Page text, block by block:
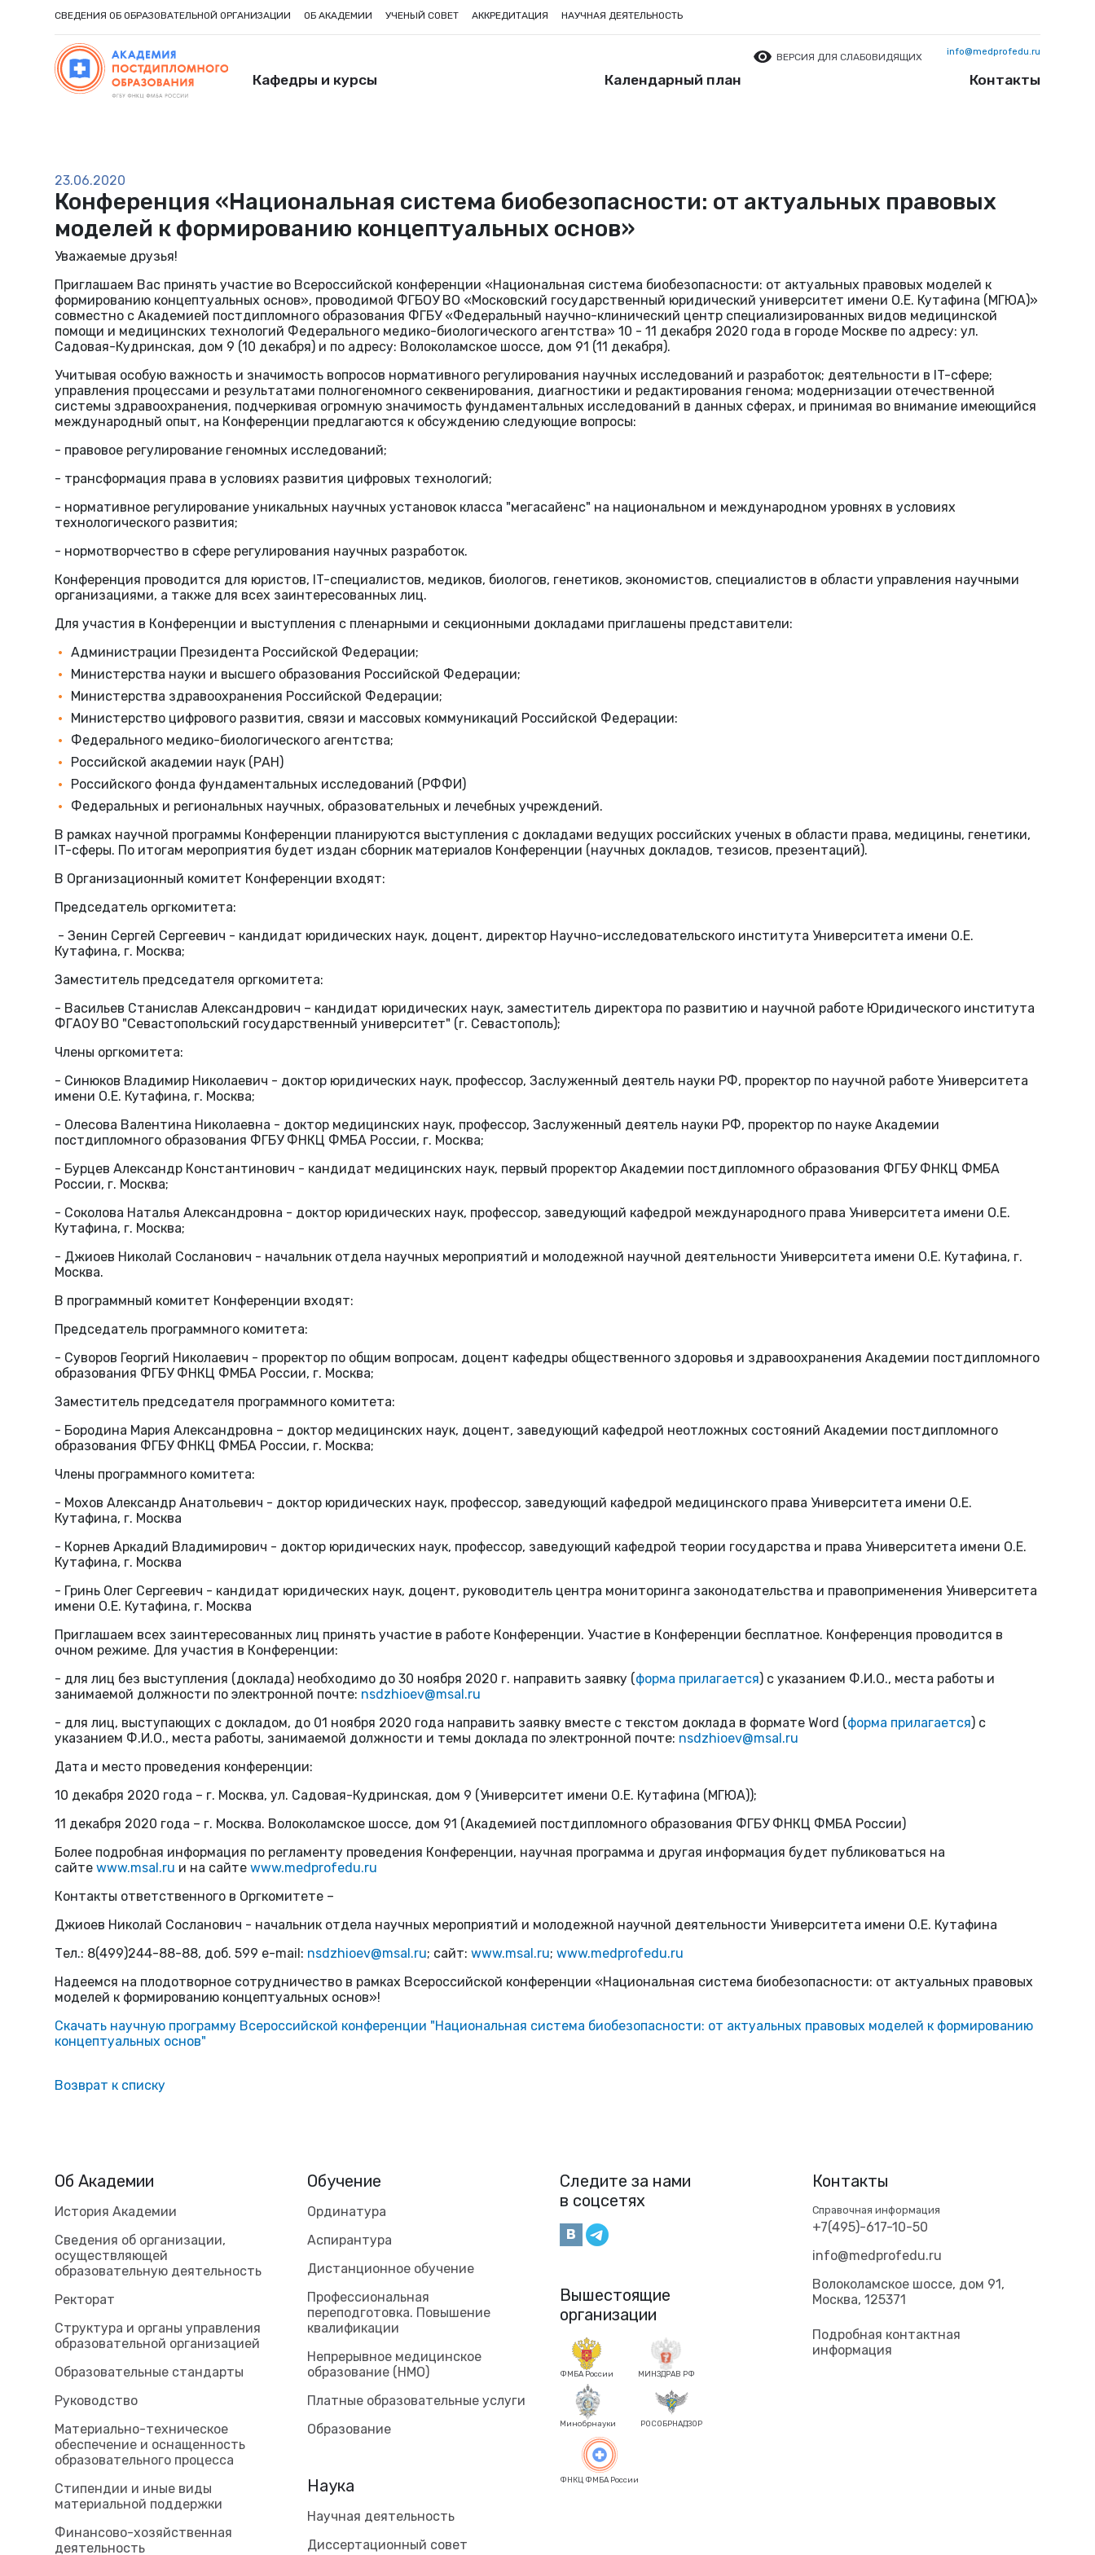
СВЕДЕНИЯ ОБ ОБРАЗОВАТЕЛЬНОЙ ОРГАНИЗАЦИИ ОБ АКАДЕМИИ УЧЕНЫЙ СОВЕТ АККРЕДИТАЦИЯ НАУЧНАЯ ДЕЯТЕЛЬНОСТЬ
ВЕРСИЯ ДЛЯ СЛАБОВИДЯЩИХ info@medprofedu.ru
Кафедры и курсы Календарный план Контакты
23.06.2020
Конференция «Национальная система биобезопасности: от актуальных правовых
моделей к формированию концептуальных основ»
Уважаемые друзья!
Приглашаем Вас принять участие во Всероссийской конференции «Национальная система биобезопасности: от актуальных правовых моделей к
формированию концептуальных основ», проводимой ФГБОУ ВО «Московский государственный юридический университет имени О.Е. Кутафина (МГЮА)»
совместно с Академией постдипломного образования ФГБУ «Федеральный научно-клинический центр специализированных видов медицинской
помощи и медицинских технологий Федерального медико-биологического агентства» 10 - 11 декабря 2020 года в городе Москве по адресу: ул.
Садовая-Кудринская, дом 9 (10 декабря) и по адресу: Волоколамское шоссе, дом 91 (11 декабря).
Учитывая особую важность и значимость вопросов нормативного регулирования научных исследований и разработок; деятельности в IT-сфере;
управления процессами и результатами полногеномного секвенирования, диагностики и редактирования генома; модернизации отечественной
системы здравоохранения, подчеркивая огромную значимость фундаментальных исследований в данных сферах, и принимая во внимание имеющийся
международный опыт, на Конференции предлагаются к обсуждению следующие вопросы:
- правовое регулирование геномных исследований;
- трансформация права в условиях развития цифровых технологий;
- нормативное регулирование уникальных научных установок класса "мегасайенс" на национальном и международном уровнях в условиях
технологического развития;
- нормотворчество в сфере регулирования научных разработок.
Конференция проводится для юристов, IT-специалистов, медиков, биологов, генетиков, экономистов, специалистов в области управления научными
организациями, а также для всех заинтересованных лиц.
Для участия в Конференции и выступления с пленарными и секционными докладами приглашены представители:
Администрации Президента Российской Федерации;
Министерства науки и высшего образования Российской Федерации;
Министерства здравоохранения Российской Федерации;
Министерство цифрового развития, связи и массовых коммуникаций Российской Федерации:
Федерального медико-биологического агентства;
Российской академии наук (РАН)
Российского фонда фундаментальных исследований (РФФИ)
Федеральных и региональных научных, образовательных и лечебных учреждений.
В рамках научной программы Конференции планируются выступления с докладами ведущих российских ученых в области права, медицины, генетики,
IT-сферы. По итогам мероприятия будет издан сборник материалов Конференции (научных докладов, тезисов, презентаций).
В Организационный комитет Конференции входят:
Председатель оргкомитета:
- Зенин Сергей Сергеевич - кандидат юридических наук, доцент, директор Научно-исследовательского института Университета имени О.Е.
Кутафина, г. Москва;
Заместитель председателя оргкомитета:
- Васильев Станислав Александрович – кандидат юридических наук, заместитель директора по развитию и научной работе Юридического института
ФГАОУ ВО "Севастопольский государственный университет" (г. Севастополь);
Члены оргкомитета:
- Синюков Владимир Николаевич - доктор юридических наук, профессор, Заслуженный деятель науки РФ, проректор по научной работе Университета
имени О.Е. Кутафина, г. Москва;
- Олесова Валентина Николаевна - доктор медицинских наук, профессор, Заслуженный деятель науки РФ, проректор по науке Академии
постдипломного образования ФГБУ ФНКЦ ФМБА России, г. Москва;
- Бурцев Александр Константинович - кандидат медицинских наук, первый проректор Академии постдипломного образования ФГБУ ФНКЦ ФМБА
России, г. Москва;
- Соколова Наталья Александровна - доктор юридических наук, профессор, заведующий кафедрой международного права Университета имени О.Е.
Кутафина, г. Москва;
- Джиоев Николай Сосланович - начальник отдела научных мероприятий и молодежной научной деятельности Университета имени О.Е. Кутафина, г.
Москва.
В программный комитет Конференции входят:
Председатель программного комитета:
- Суворов Георгий Николаевич - проректор по общим вопросам, доцент кафедры общественного здоровья и здравоохранения Академии постдипломного
образования ФГБУ ФНКЦ ФМБА России, г. Москва;
Заместитель председателя программного комитета:
- Бородина Мария Александровна – доктор медицинских наук, доцент, заведующий кафедрой неотложных состояний Академии постдипломного
образования ФГБУ ФНКЦ ФМБА России, г. Москва;
Члены программного комитета:
- Мохов Александр Анатольевич - доктор юридических наук, профессор, заведующий кафедрой медицинского права Университета имени О.Е.
Кутафина, г. Москва
- Корнев Аркадий Владимирович - доктор юридических наук, профессор, заведующий кафедрой теории государства и права Университета имени О.Е.
Кутафина, г. Москва
- Гринь Олег Сергеевич - кандидат юридических наук, доцент, руководитель центра мониторинга законодательства и правоприменения Университета
имени О.Е. Кутафина, г. Москва
Приглашаем всех заинтересованных лиц принять участие в работе Конференции. Участие в Конференции бесплатное. Конференция проводится в
очном режиме. Для участия в Конференции:
- для лиц без выступления (доклада) необходимо до 30 ноября 2020 г. направить заявку (форма прилагается) с указанием Ф.И.О., места работы и
занимаемой должности по электронной почте: nsdzhioev@msal.ru
- для лиц, выступающих с докладом, до 01 ноября 2020 года направить заявку вместе с текстом доклада в формате Word (форма прилагается) с
указанием Ф.И.О., места работы, занимаемой должности и темы доклада по электронной почте: nsdzhioev@msal.ru
Дата и место проведения конференции:
10 декабря 2020 года – г. Москва, ул. Садовая-Кудринская, дом 9 (Университет имени О.Е. Кутафина (МГЮА));
11 декабря 2020 года – г. Москва. Волоколамское шоссе, дом 91 (Академией постдипломного образования ФГБУ ФНКЦ ФМБА России)
Более подробная информация по регламенту проведения Конференции, научная программа и другая информация будет публиковаться на
сайте www.msal.ru и на сайте www.medprofedu.ru
Контакты ответственного в Оргкомитете –
Джиоев Николай Сосланович - начальник отдела научных мероприятий и молодежной научной деятельности Университета имени О.Е. Кутафина
Тел.: 8(499)244-88-88, доб. 599 e-mail: nsdzhioev@msal.ru; сайт: www.msal.ru; www.medprofedu.ru
Надеемся на плодотворное сотрудничество в рамках Всероссийской конференции «Национальная система биобезопасности: от актуальных правовых
моделей к формированию концептуальных основ»!
Скачать научную программу Всероссийской конференции "Национальная система биобезопасности: от актуальных правовых моделей к формированию
концептуальных основ"
Возврат к списку
Об Академии
История Академии
Сведения об организации,
осуществляющей
образовательную деятельность
Ректорат
Структура и органы управления
образовательной организацией
Образовательные стандарты
Руководство
Материально-техническое
обеспечение и оснащенность
образовательного процесса
Стипендии и иные виды
материальной поддержки
Финансово-хозяйственная
деятельность
Обучение
Ординатура
Аспирантура
Дистанционное обучение
Профессиональная
переподготовка. Повышение
квалификации
Непрерывное медицинское
образование (НМО)
Платные образовательные услуги
Образование
Наука
Научная деятельность
Диссертационный совет
Следите за нами
в соцсетях
Вышестоящие
организации
ФМБА России МИНЗДРАВ РФ
Минобрнауки РОСОБРНАДЗОР
ФНКЦ ФМБА России
Контакты
Справочная информация
+7(495)-617-10-50
info@medprofedu.ru
Волоколамское шоссе, дом 91,
Москва, 125371
Подробная контактная
информация